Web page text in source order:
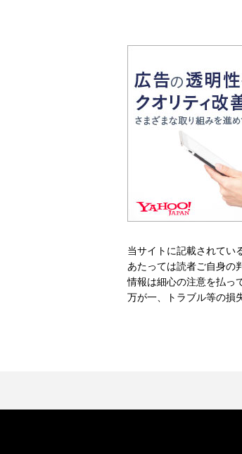
当サイトに記載されてい
あたっては読者ご自身の
情報は細心の注意を払っ
万が一、トラブル等の損